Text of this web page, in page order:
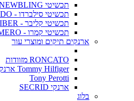
תכשיטי NEWBLING
תכשיטי סילברדו - SILVERADO
תכשיטי קליבר - KALIBER
תכשיטי קמרו - CAMERO
ארנקים תיקים ומוצרי עור
RONCATO מזוודות
Tommy Hilfiger ארנקים
Tony Perotti
ארנקי SECRID
בלוג